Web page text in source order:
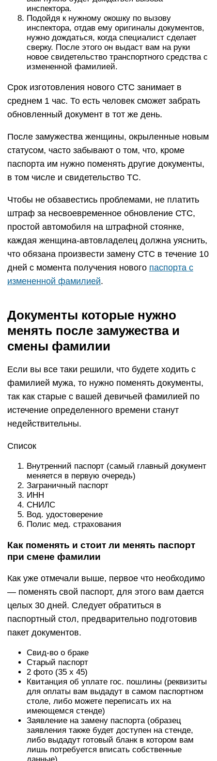
инспектора.
Подойдя к нужному окошку по вызову
инспектора, отдав ему оригиналы документов,
нужно дождаться, когда специалист сделает
сверку. После этого он выдаст вам на руки
новое свидетельство транспортного средства с
измененной фамилией.
Срок изготовления нового СТС занимает в
среднем 1 час. То есть человек сможет забрать
обновленный документ в тот же день.
После замужества женщины, окрыленные новым
статусом, часто забывают о том, что, кроме
паспорта им нужно поменять другие документы,
в том числе и свидетельство ТС.
Чтобы не обзавестись проблемами, не платить
штраф за несвоевременное обновление СТС,
простой автомобиля на штрафной стоянке,
каждая женщина-автовладелец должна уяснить,
что обязана произвести замену СТС в течение 10
дней с момента получения нового паспорта с
измененной фамилией.
Документы которые нужно
менять после замужества и
смены фамилии
Если вы все таки решили, что будете ходить с
фамилией мужа, то нужно поменять документы,
так как старые с вашей девичьей фамилией по
истечение определенного времени станут
недействительны.
Список
Внутренний паспорт (самый главный документ
меняется в первую очередь)
Заграничный паспорт
ИНН
СНИЛС
Вод. удостоверение
Полис мед. страхования
Как поменять и стоит ли менять паспорт
при смене фамилии
Как уже отмечали выше, первое что необходимо
— поменять свой паспорт, для этого вам дается
целых 30 дней. Следует обратиться в
паспортный стол, предварительно подготовив
пакет документов.
Свид-во о браке
Старый паспорт
2 фото (35 x 45)
Квитанция об уплате гос. пошлины (реквизиты
для оплаты вам выдадут в самом паспортном
столе, либо можете переписать их на
имеющемся стенде)
Заявление на замену паспорта (образец
заявления также будет доступен на стенде,
либо выдадут готовый бланк в котором вам
лишь потребуется вписать собственные